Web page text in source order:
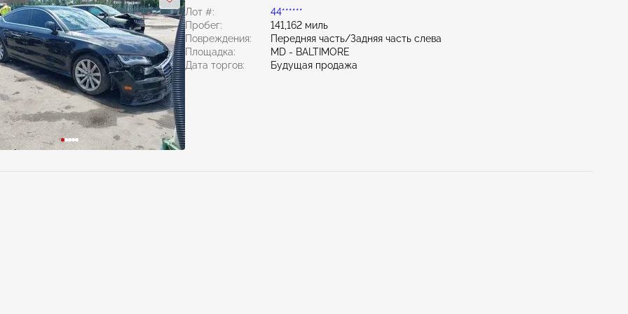
Лот #:
44******
Пробег:
141,162 миль
Повреждения:
Передняя часть/Задняя часть слева
Площадка:
MD - BALTIMORE
Дата торгов:
Будущая продажа